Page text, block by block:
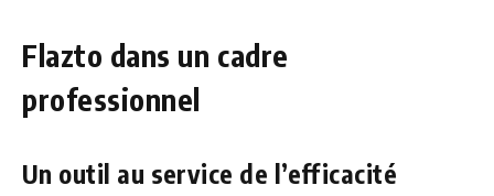
Flazto dans un cadre
professionnel
Un outil au service de l’efficacité